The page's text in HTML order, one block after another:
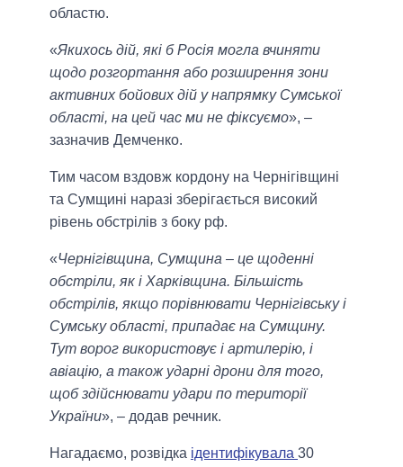
областю.
«Якихось дій, які б Росія могла вчиняти
щодо розгортання або розширення зони
активних бойових дій у напрямку Сумської
області, на цей час ми не фіксуємо», –
зазначив Демченко.
Тим часом вздовж кордону на Чернігівщині
та Сумщині наразі зберігається високий
рівень обстрілів з боку рф.
«Чернігівщина, Сумщина – це щоденні
обстріли, як і Харківщина. Більшість
обстрілів, якщо порівнювати Чернігівську і
Сумську області, припадає на Сумщину.
Тут ворог використовує і артилерію, і
авіацію, а також ударні дрони для того,
щоб здійснювати удари по території
України», – додав речник.
Нагадаємо, розвідка ідентифікувала 30